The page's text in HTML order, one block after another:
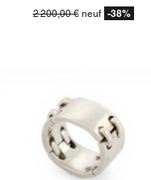
2 200,00 €neuf -38%